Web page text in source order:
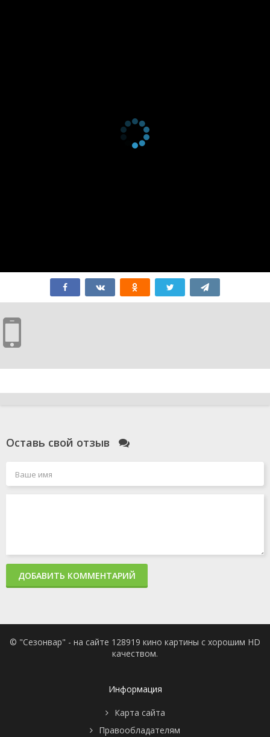
Оставь свой отзыв
ДОБАВИТЬ КОММЕНТАРИЙ
© "Сезонвар" - на сайте 128919 кино картины с хорошим HD
качеством.
Информация
Карта сайта
Правообладателям